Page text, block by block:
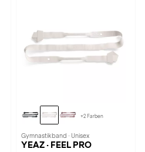
+2 Farben
Gymnastikband · Unisex
YEAZ · FEEL PRO